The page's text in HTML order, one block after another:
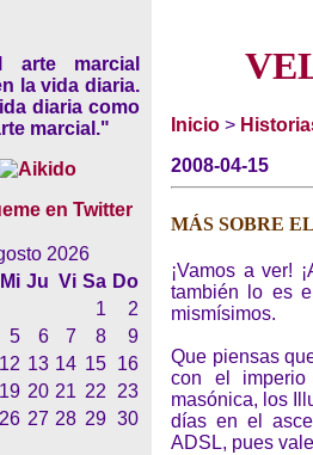
arte marcial
la vida diaria.
diaria como
marcial."
2026
Mi Ju Vi Sa Do
1
2
5 6 7 8
9
12 13 14 15
16
19 20 21 22
23
26 27 28 29 30
Inicio >
2008-04-15
MÁS SOBRE
¡Vamos a ver!
también lo es
mismísimos.
Que piensas
con el imperio
masónica, los
días en el
ADSL, pues